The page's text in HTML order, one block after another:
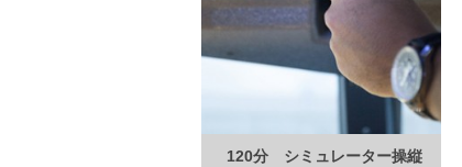
120分 シミュレーター操縦